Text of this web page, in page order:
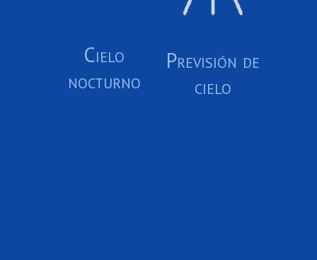
Cielo
nocturno
Previsión de
cielo